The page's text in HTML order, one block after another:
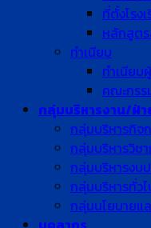
ที่ตั้งโรง
หลักสูต
ทำเนียบ
ทำเนียบ
คณะกรร
กลุ่มบริหารงาน/ฝ่า
กลุ่มบริหารกิจ
กลุ่มบริหารวิช
กลุ่มบริหารงบ
กลุ่มบริหารทั่ว
กลุ่มนโยบายแ